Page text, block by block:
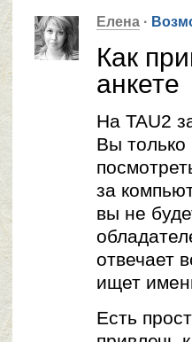
Елена ·
Как
анкете
На TAU2
Вы только
за
вы не
отвечает
ищет
Есть